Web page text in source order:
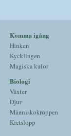
Komma igång
Hinken
Kycklingen
Magiska kulor
Biologi
Växter
Djur
Människokroppen
Kretslopp